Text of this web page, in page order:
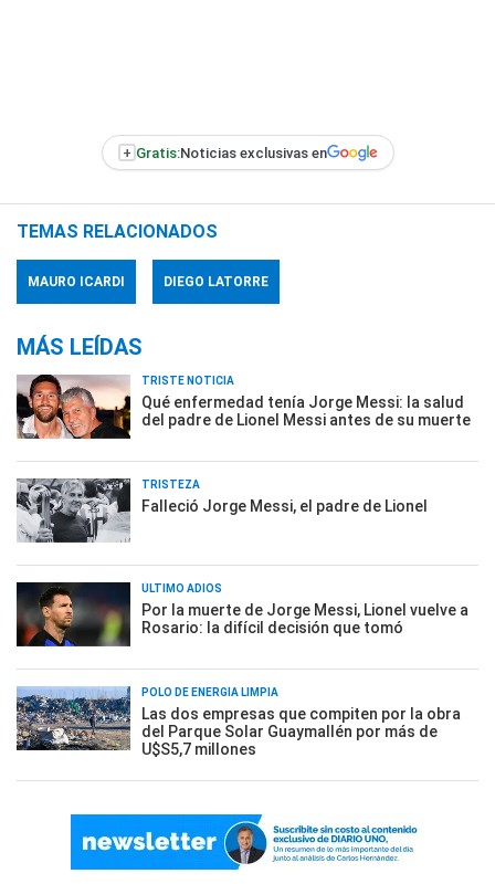
+ Gratis:Noticias exclusivas en
TEMAS RELACIONADOS
MAURO ICARDI DIEGO LATORRE
MÁS LEÍDAS
TRISTE NOTICIA
Qué enfermedad tenía Jorge Messi: la salud
del padre de Lionel Messi antes de su muerte
TRISTEZA
Falleció Jorge Messi, el padre de Lionel
ÚLTIMO ADIÓS
Por la muerte de Jorge Messi, Lionel vuelve a
Rosario: la difícil decisión que tomó
POLO DE ENERGÍA LIMPIA
Las dos empresas que compiten por la obra
del Parque Solar Guaymallén por más de
U$S5,7 millones